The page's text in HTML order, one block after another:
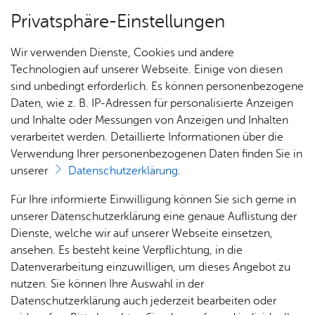
Über­sicht Bür­ger & Stadt
Rat­
haus &
Bür­
ger­
ser­vice
Rat­
häu­ser
Nach­
rich­
ten,
Vi­de­os
& Bil­
der
Me­di­
Jobs
Stel­
len­an­
ge­bo­te
Aus­bil­
dung &
Stu­di­
Bauen
& Um­
welt
Geo­
da­ten
Ge­
sund­
heit &
kum
Dienst­leis­tun­gen A–Z
Vor­le­sen
Spiel­hal­le - Be­triebs­er­laub­nis
be­an­tra­gen
Die Erlaubnis für den Betrieb einer Spielhalle ist gebunden
eine be­stimm­te Per­son,
Privatsphäre-Einstellungen
Wir verwenden Dienste, Cookies und andere
Technologien auf unserer Webseite. Einige von diesen
sind unbedingt erforderlich. Es können personenbezogene
Daten, wie z. B. IP-Adressen für personalisierte Anzeigen
und Inhalte oder Messungen von Anzeigen und Inhalten
verarbeitet werden. Detaillierte Informationen über die
Verwendung Ihrer personenbezogenen Daten finden Sie in
unserer
Datenschutzerklärung.
Für Ihre informierte Einwilligung können Sie sich gerne in
unserer Datenschutzerklärung eine genaue Auflistung der
Dienste, welche wir auf unserer Webseite einsetzen,
ansehen. Es besteht keine Verpflichtung, in die
Datenverarbeitung einzuwilligen, um dieses Angebot zu
nutzen. Sie können Ihre Auswahl in der
Datenschutzerklärung auch jederzeit bearbeiten oder